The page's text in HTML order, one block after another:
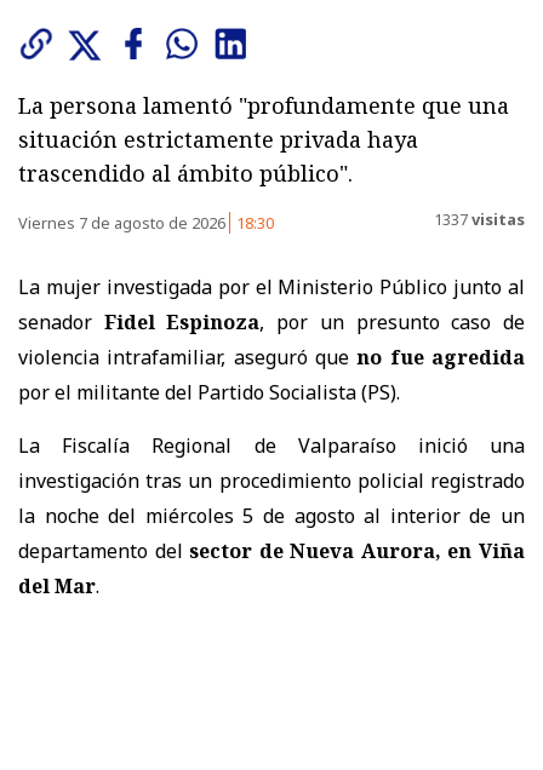
La persona lamentó "profundamente que una
situación estrictamente privada haya
trascendido al ámbito público".
Viernes 7 de agosto de 2026 18:30 1337visitas
La mujer investigada por el Ministerio Público junto al
senador Fidel Espinoza, por un presuntocaso de
violencia intrafamiliar, aseguró que no fue agredida
por el militante del Partido Socialista (PS).
La Fiscalía Regional de Valparaíso inició una
investigación tras un procedimiento policial registrado
la noche del miércoles 5 de agosto al interior de un
departamento delsector de Nueva Aurora, en Viña
del Mar.